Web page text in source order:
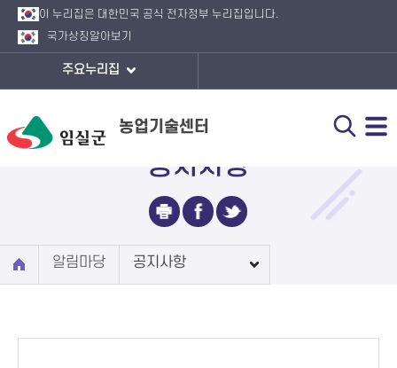
이 누리집은 대한민국 공식 전자정부 누리집입니다.
국가상징 알아보기
주요누리집
농업기술센터
공지사항
알림마당 공지사항